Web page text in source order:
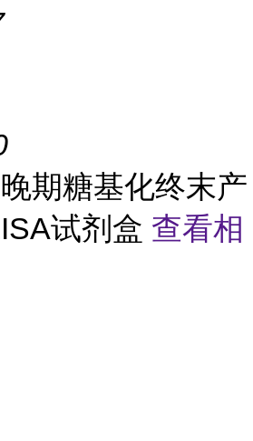
期糖基化终末产
试剂盒 查看相